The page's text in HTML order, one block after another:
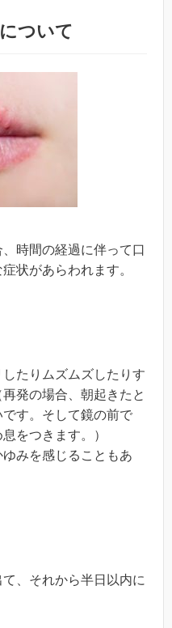
ついて
時間の経過に伴って口
状があらわれます。
たりムズムズしたりす
発の場合、朝起きたと
す。そして鏡の前で
をつきます。）
ゆみを感じることもあ
、それから半日以内に